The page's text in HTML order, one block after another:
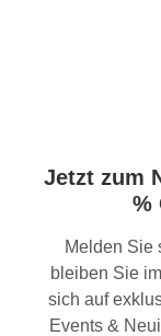
Jetzt zum
%
Melden Sie
bleiben Sie
sich auf
Events &